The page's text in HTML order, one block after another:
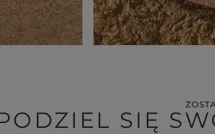
SIĘ